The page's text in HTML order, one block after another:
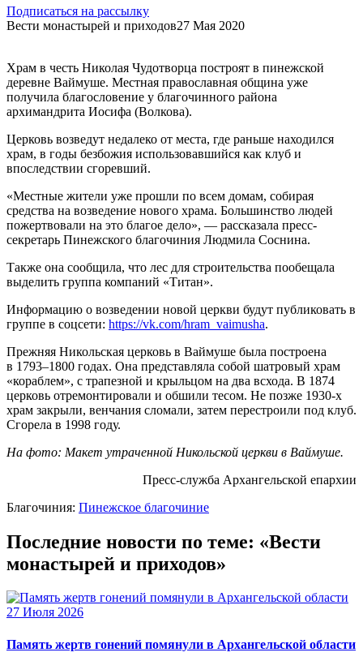
Подписаться на рассылку
Вести монастырей и приходов27 Мая 2020
Храм в честь Николая Чудотворца построят в пинежской
деревне Ваймуше. Местная православная община уже
получила благословение у благочинного района
архимандрита Иосифа (Волкова).
Церковь возведут недалеко от места, где раньше находился
храм, в годы безбожия использовавшийся как клуб и
впоследствии сгоревший.
«Местные жители уже прошли по всем домам, собирая
средства на возведение нового храма. Большинство людей
пожертвовали на это благое дело», — рассказала пресс-
секретарь Пинежского благочиния Людмила Соснина.
Также она сообщила, что лес для строительства пообещала
выделить группа компаний «Титан».
Информацию о возведении новой церкви будут публиковать в
группе в соцсети: https://vk.com/hram_vaimusha.
Прежняя Никольская церковь в Ваймуше была построена
в 1793–1800 годах. Она представляла собой шатровый храм
«кораблем», с трапезной и крыльцом на два всхода. В 1874
церковь отремонтировали и обшили тесом. Не позже 1930-х
храм закрыли, венчания сломали, затем перестроили под клуб.
Сгорела в 1998 году.
На фото: Макет утраченной Никольской церкви в Ваймуше.
Пресс-служба Архангельской епархии
Благочиния: Пинежское благочиние
Последние новости по теме: «Вести
монастырей и приходов»
27 Июля 2026
Память жертв гонений помянули в Архангельской области